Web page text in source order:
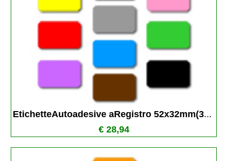
EtichetteAutoadesive aRegistro 52x32mm(3...
€ 28,94